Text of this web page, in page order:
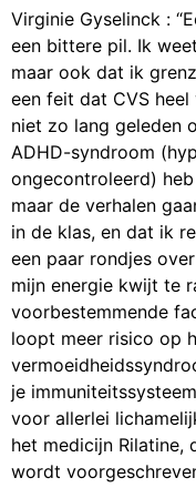
Virginie Gyselinck :
een bittere pil. Ik
maar ook dat ik
een feit dat CVS
niet zo lang geleden
ADHD-syndroom
ongecontroleerd)
maar de verhalen
in de klas, en dat ik
een paar rondjes
mijn energie kwijt te
voorbestemmende
loopt meer risico op
je
voor allerlei
het medicijn Rilatine,
wordt